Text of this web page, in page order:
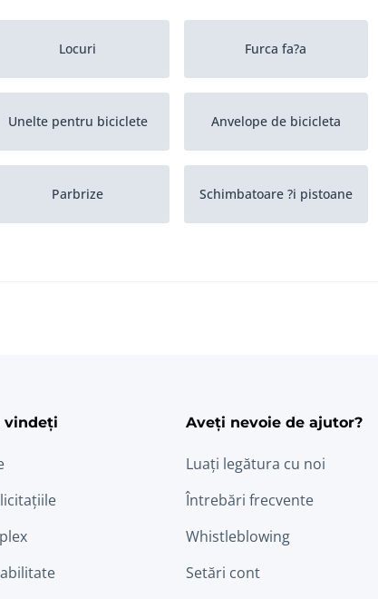
Locuri Furca fa?a
Unelte pentru biciclete Anvelope de bicicleta
Parbrize Schimbatoare ?i pistoane
vindeți Aveți nevoie de ajutor?
Luați legătura cu noi
Întrebări frecvente
Whistleblowing
Setări cont